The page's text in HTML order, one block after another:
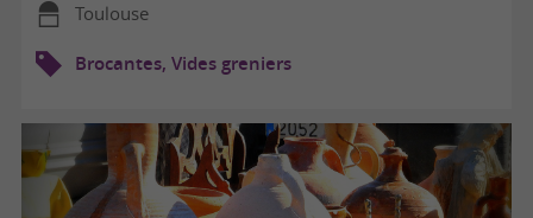
Toulouse
Brocantes, Vides greniers